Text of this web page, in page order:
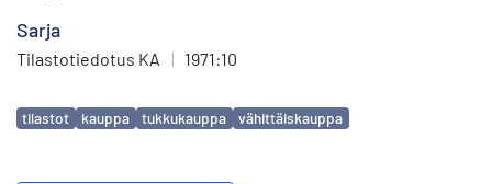
Sarja
Tilastotiedotus KA | 1971:10
Avainsanat
tilastot kauppa tukkukauppa vähittäiskauppa